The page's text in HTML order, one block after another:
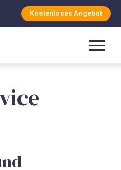
Kostenloses Angebot